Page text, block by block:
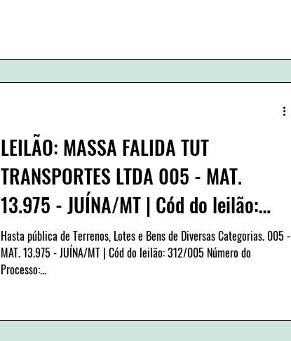
LEILÃO: MASSA FALIDA TUT
TRANSPORTES LTDA 005 - MAT.
13.975 - JUÍNA/MT | Cód do leilão:
312/005
Hasta pública de Terrenos, Lotes e Bens de Diversas Categorias. 005 -
MAT. 13.975 - JUÍNA/MT | Cód do leilão: 312/005 Número do
Processo:...